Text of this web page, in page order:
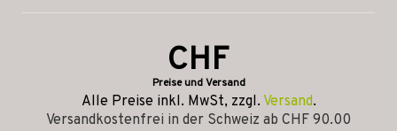
CHF
Preise und Versand
Alle Preise inkl. MwSt, zzgl. Versand.
Versandkostenfrei in der Schweiz ab CHF 90.00